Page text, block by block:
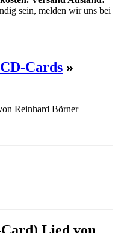
sein, melden wir uns bei
CD-Cards »